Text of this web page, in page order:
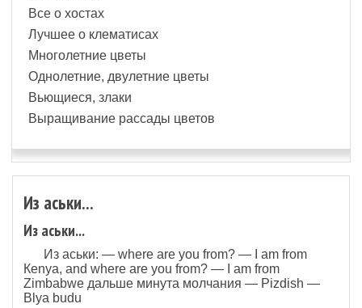
Все о хостах
Лучшее о клематисах
Многолетние цветы
Однолетние, двулетние цветы
Вьющиеся, злаки
Выращивание рассады цветов
Из аськи...
Из аськи...
Из аськи: — whеrе аrе уоu frоm? — I аm frоm
Кеnуа, аnd whеrе аrе уоu frоm? — I аm frоm
Zimbаbwе дальше минута молчания — Рizdish —
Вlуа budu